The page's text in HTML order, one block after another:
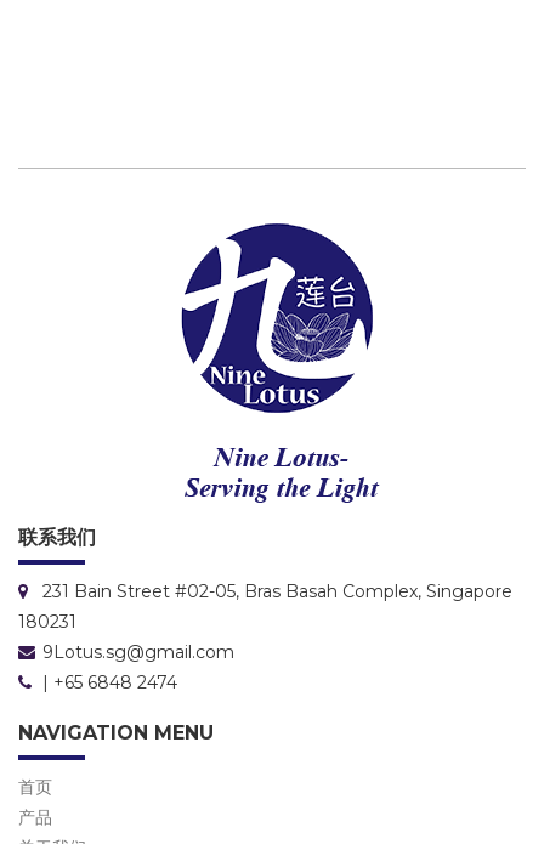
联系我们
231 Bain Street #02-05, Bras Basah Complex, Singapore
180231
9Lotus.sg@gmail.com
| +65 6848 2474
NAVIGATION MENU
首页
产品